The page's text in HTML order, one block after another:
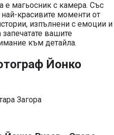
е магьосник с камера. Със
красивите моменти от
изпълнени с емоции и
вашите
към детайла.
Йонко
Загора